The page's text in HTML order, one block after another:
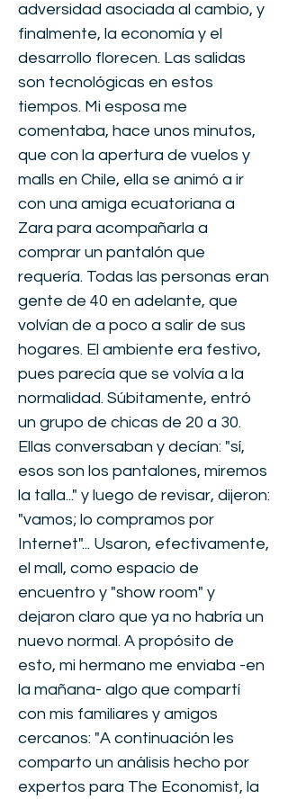
adversidad asociada al cambio, y
finalmente, la economía y el
desarrollo florecen. Las salidas
son tecnológicas en estos
tiempos. Mi esposa me
comentaba, hace unos minutos,
que con la apertura de vuelos y
malls en Chile, ella se animó a ir
con una amiga ecuatoriana a
Zara para acompañarla a
comprar un pantalón que
requería. Todas las personas eran
gente de 40 en adelante, que
volvían de a poco a salir de sus
hogares. El ambiente era festivo,
pues parecía que se volvía a la
normalidad. Súbitamente, entró
un grupo de chicas de 20 a 30.
Ellas conversaban y decían: "sí,
esos son los pantalones, miremos
la talla..." y luego de revisar, dijeron:
"vamos; lo compramos por
Internet"... Usaron, efectivamente,
el mall, como espacio de
encuentro y "show room" y
dejaron claro que ya no habría un
nuevo normal. A propósito de
esto, mi hermano me enviaba -en
la mañana- algo que compartí
con mis familiares y amigos
cercanos: "A continuación les
comparto un análisis hecho por
expertos para The Economist, la